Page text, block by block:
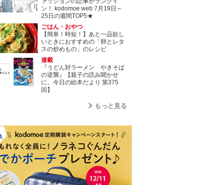
ン！ kodomoe web 7月19日～
25日の週間TOP5★
ごはん・おやつ
【簡単！時短！】あと一品欲し
いときにおすすめの「卵とレタ
スの炒めもの」のレシピ
連載
『うどん対ラーメン やきそば
の逆襲』【親子の読み聞かせ
に。今日の絵本だより 第375
回】
もっと見る